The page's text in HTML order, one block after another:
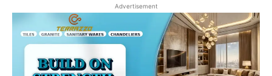
Advertisement